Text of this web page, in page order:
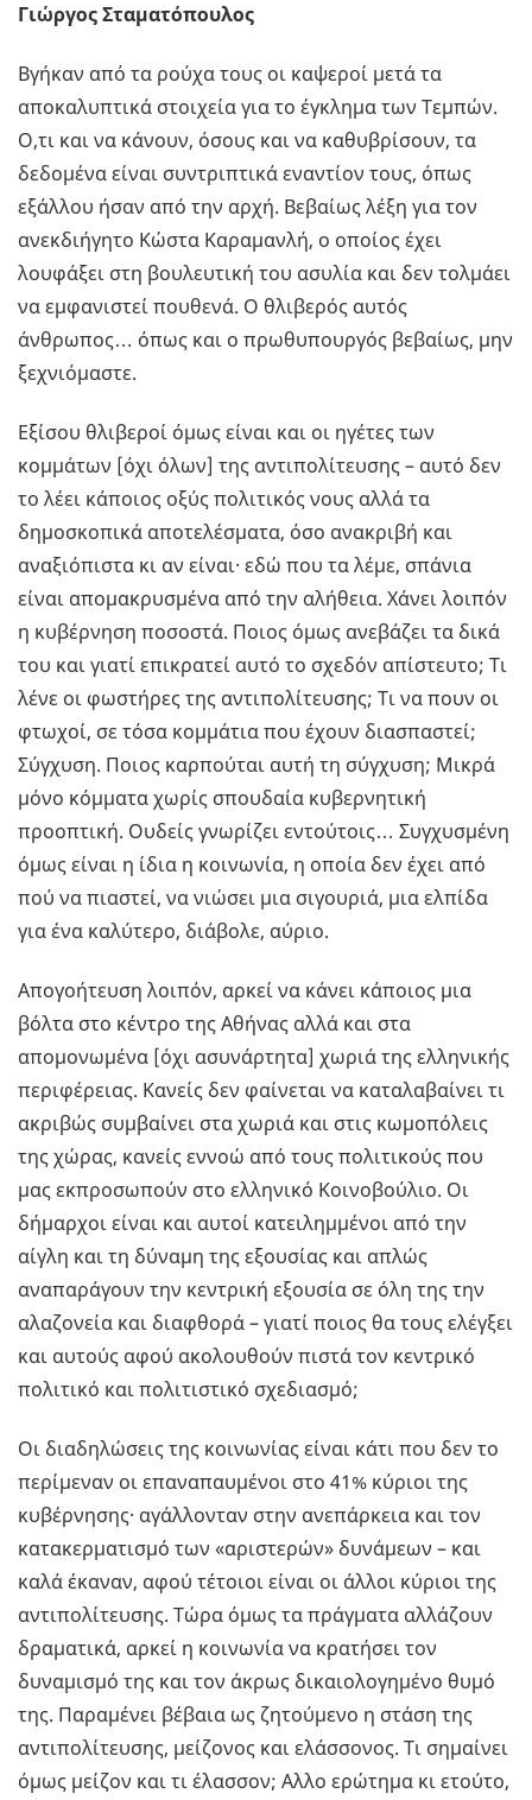
Γιώργος Σταματόπουλος
Βγήκαν από τα ρούχα τους οι καψεροί μετά τα
αποκαλυπτικά στοιχεία για το έγκλημα των Τεμπών.
Ο,τι και να κάνουν, όσους και να καθυβρίσουν, τα
δεδομένα είναι συντριπτικά εναντίον τους, όπως
εξάλλου ήσαν από την αρχή. Βεβαίως λέξη για τον
ανεκδιήγητο Κώστα Καραμανλή, ο οποίος έχει
λουφάξει στη βουλευτική του ασυλία και δεν τολμάει
να εμφανιστεί πουθενά. Ο θλιβερός αυτός
άνθρωπος… όπως και ο πρωθυπουργός βεβαίως, μην
ξεχνιόμαστε.
Εξίσου θλιβεροί όμως είναι και οι ηγέτες των
κομμάτων [όχι όλων] της αντιπολίτευσης – αυτό δεν
το λέει κάποιος οξύς πολιτικός νους αλλά τα
δημοσκοπικά αποτελέσματα, όσο ανακριβή και
αναξιόπιστα κι αν είναι· εδώ που τα λέμε, σπάνια
είναι απομακρυσμένα από την αλήθεια. Χάνει λοιπόν
η κυβέρνηση ποσοστά. Ποιος όμως ανεβάζει τα δικά
του και γιατί επικρατεί αυτό το σχεδόν απίστευτο; Τι
λένε οι φωστήρες της αντιπολίτευσης; Τι να πουν οι
φτωχοί, σε τόσα κομμάτια που έχουν διασπαστεί;
Σύγχυση. Ποιος καρπούται αυτή τη σύγχυση; Μικρά
μόνο κόμματα χωρίς σπουδαία κυβερνητική
προοπτική. Ουδείς γνωρίζει εντούτοις… Συγχυσμένη
όμως είναι η ίδια η κοινωνία, η οποία δεν έχει από
πού να πιαστεί, να νιώσει μια σιγουριά, μια ελπίδα
για ένα καλύτερο, διάβολε, αύριο.
Απογοήτευση λοιπόν, αρκεί να κάνει κάποιος μια
βόλτα στο κέντρο της Αθήνας αλλά και στα
απομονωμένα [όχι ασυνάρτητα] χωριά της ελληνικής
περιφέρειας. Κανείς δεν φαίνεται να καταλαβαίνει τι
ακριβώς συμβαίνει στα χωριά και στις κωμοπόλεις
της χώρας, κανείς εννοώ από τους πολιτικούς που
μας εκπροσωπούν στο ελληνικό Κοινοβούλιο. Οι
δήμαρχοι είναι και αυτοί κατειλημμένοι από την
αίγλη και τη δύναμη της εξουσίας και απλώς
αναπαράγουν την κεντρική εξουσία σε όλη της την
αλαζονεία και διαφθορά – γιατί ποιος θα τους ελέγξει
και αυτούς αφού ακολουθούν πιστά τον κεντρικό
πολιτικό και πολιτιστικό σχεδιασμό;
Οι διαδηλώσεις της κοινωνίας είναι κάτι που δεν το
περίμεναν οι επαναπαυμένοι στο 41% κύριοι της
κυβέρνησης· αγάλλονταν στην ανεπάρκεια και τον
κατακερματισμό των «αριστερών» δυνάμεων – και
καλά έκαναν, αφού τέτοιοι είναι οι άλλοι κύριοι της
αντιπολίτευσης. Τώρα όμως τα πράγματα αλλάζουν
δραματικά, αρκεί η κοινωνία να κρατήσει τον
δυναμισμό της και τον άκρως δικαιολογημένο θυμό
της. Παραμένει βέβαια ως ζητούμενο η στάση της
αντιπολίτευσης, μείζονος και ελάσσονος. Τι σημαίνει
όμως μείζον και τι έλασσον; Αλλο ερώτημα κι ετούτο,